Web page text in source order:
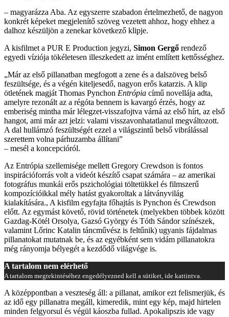
– magyarázza Aba. Az egyszerre szabadon értelmezhető, de nagyon
konkrét képeket megjelenítő szöveg vezetett ahhoz, hogy ehhez a
dalhoz készüljön a zenekar következő klipje.
A kisfilmet a PUR E Production jegyzi, Simon Gergő rendező
egyedi víziója tökéletesen illeszkedett az imént említett kettősséghez.
„Már az első pillanatban megfogott a zene és a dalszöveg belső
feszültsége, és a végén kiteljesedő, nagyon erős katarzis. A klip
ötletének magját Thomas Pynchon Entrópia című novellája adta,
amelyre rezonált az a régóta bennem is kavargó érzés, hogy az
emberiség mintha már lélegzet-visszafojtva várná az első hírt, az első
hangot, ami már azt jelzi: valami visszavonhatatlanul megváltozott.
A dal hullámzó feszültségét ezzel a világszintű belső vibrálással
szerettem volna párhuzamba állítani”
– mesél a koncepcióról.
Az Entrópia szellemisége mellett Gregory Crewdson is fontos
inspirációforrás volt a videót készítő csapat számára – az amerikai
fotográfus munkái erős pszichológiai töltetükkel és filmszerű
kompozícióikkal mély hatást gyakoroltak a látványvilág
kialakítására., A kisfilm egyfajta főhajtás is Pynchon és Crewdson
előtt. Az egymást követő, rövid történetek (melyekben többek között
Gazdag-Kötél Orsolya, Gazsó György és Tóth Sándor színészek,
valamint Lőrinc Katalin táncművész is feltűnik) ugyanis fájdalmas
pillanatokat mutatnak be, és az egyébként sem vidám pillanatokra
még rányomja bélyegét a kezdődő világvége is.
A tartalom nem elérhető
A tartalom megtekintéséhez engedélyezned kell a sütiket, ide kattintva.
A középpontban a veszteség áll: a pillanat, amikor ezt felismerjük, és
az idő egy pillanatra megáll, kimeredik, mint egy kép, majd hirtelen
minden felgyorsul és végül káoszba fullad. Apokalipszis ide vagy